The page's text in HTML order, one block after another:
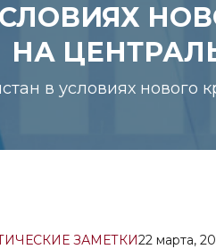
НА
в условиях нового
ЗАМЕТКИ22 марта,